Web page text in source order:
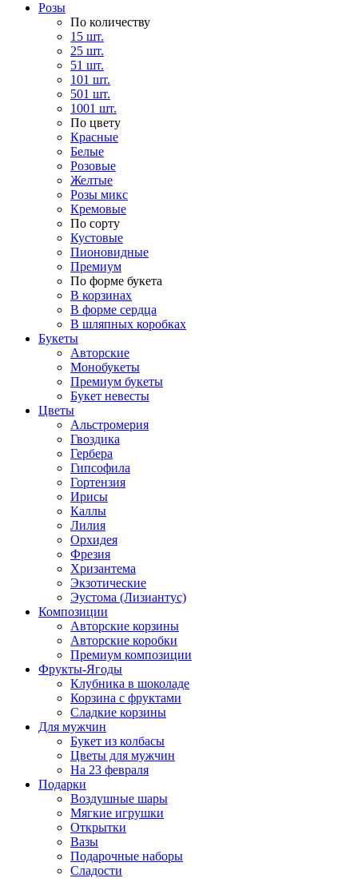
Розы
По количеству
15 шт.
25 шт.
51 шт.
101 шт.
501 шт.
1001 шт.
По цвету
Красные
Белые
Розовые
Желтые
Розы микс
Кремовые
По сорту
Кустовые
Пионовидные
Премиум
По форме букета
В корзинах
В форме сердца
В шляпных коробках
Букеты
Авторские
Монобукеты
Премиум букеты
Букет невесты
Цветы
Альстромерия
Гвоздика
Гербера
Гипсофила
Гортензия
Ирисы
Каллы
Лилия
Орхидея
Фрезия
Хризантема
Экзотические
Эустома (Лизиантус)
Композиции
Авторские корзины
Авторские коробки
Премиум композиции
Фрукты-Ягоды
Клубника в шоколаде
Корзина с фруктами
Сладкие корзины
Для мужчин
Букет из колбасы
Цветы для мужчин
На 23 февраля
Подарки
Воздушные шары
Мягкие игрушки
Открытки
Вазы
Подарочные наборы
Сладости